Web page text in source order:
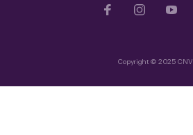
Copyright © 2025 CNV